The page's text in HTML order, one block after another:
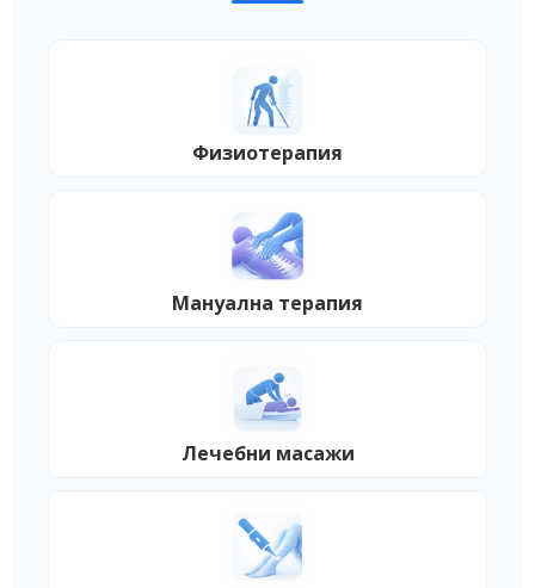
Физиотерапия
Мануална терапия
Лечебни масажи